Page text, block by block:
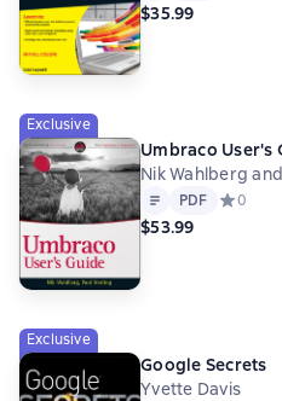
$35.99
Exclusive
Umbraco User's
Nik Wahlberg
Text PDF
PDF Средний
0
$53.99
Exclusive
Google Secrets
Yvette Davis